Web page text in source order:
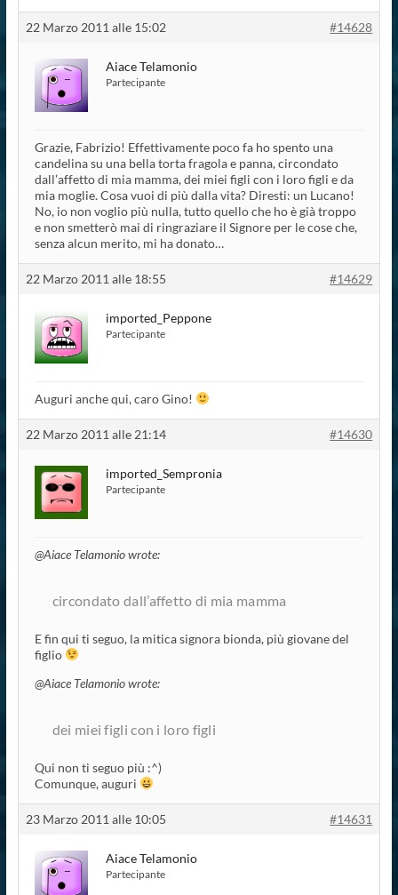
22 Marzo 2011 alle 15:02 #14628
Aiace Telamonio
Partecipante
Grazie, Fabrizio! Effettivamente poco fa ho spento una
candelina su una bella torta fragola e panna, circondato
dall’affetto di mia mamma, dei miei figli con i loro figli e da
mia moglie. Cosa vuoi di più dalla vita? Diresti: un Lucano!
No, io non voglio più nulla, tutto quello che ho è già troppo
e non smetterò mai di ringraziare il Signore per le cose che,
senza alcun merito, mi ha donato…
22 Marzo 2011 alle 18:55 #14629
imported_Peppone
Partecipante
Auguri anche qui, caro Gino!
22 Marzo 2011 alle 21:14 #14630
imported_Sempronia
Partecipante
@Aiace Telamonio wrote:
circondato dall’affetto di mia mamma
E fin qui ti seguo, la mitica signora bionda, più giovane del
figlio
@Aiace Telamonio wrote:
dei miei figli con i loro figli
Qui non ti seguo più :^)
Comunque, auguri
23 Marzo 2011 alle 10:05 #14631
Aiace Telamonio
Partecipante